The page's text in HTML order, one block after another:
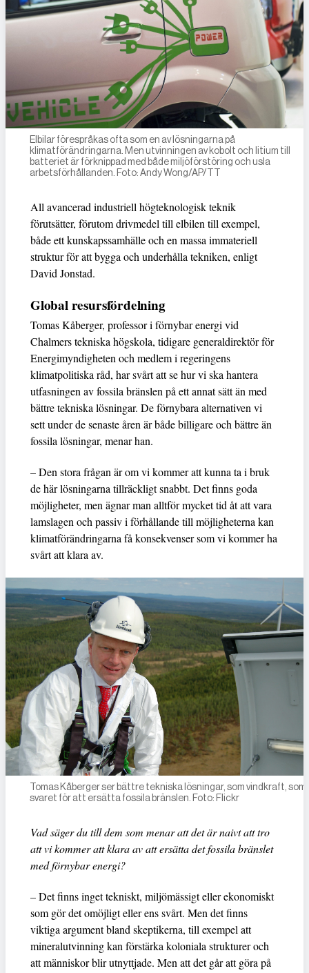
Elbilar förespråkas ofta som en av lösningarna på
klimatförändringarna. Men utvinningen av kobolt och litium till
batteriet är förknippad med både miljöförstöring och usla
arbetsförhållanden. Foto: Andy Wong/AP/TT
All avancerad industriell högteknologisk teknik
förutsätter, förutom drivmedel till elbilen till exempel,
både ett kunskapssamhälle och en massa immateriell
struktur för att bygga och underhålla tekniken, enligt
David Jonstad.
Global resursfördelning
Tomas Kåberger, professor i förnybar energi vid
Chalmers tekniska högskola, tidigare generaldirektör för
Energimyndigheten och medlem i regeringens
klimatpolitiska råd, har svårt att se hur vi ska hantera
utfasningen av fossila bränslen på ett annat sätt än med
bättre tekniska lösningar. De förnybara alternativen vi
sett under de senaste åren är både billigare och bättre än
fossila lösningar, menar han.
– Den stora frågan är om vi kommer att kunna ta i bruk
de här lösningarna tillräckligt snabbt. Det finns goda
möjligheter, men ägnar man alltför mycket tid åt att vara
lamslagen och passiv i förhållande till möjligheterna kan
klimatförändringarna få konsekvenser som vi kommer ha
svårt att klara av.
Tomas Kåberger ser bättre tekniska lösningar, som vindkraft, som
svaret för att ersätta fossila bränslen. Foto: Flickr
Vad säger du till dem som menar att det är naivt att tro
att vi kommer att klara av att ersätta det fossila bränslet
med förnybar energi?
– Det finns inget tekniskt, miljömässigt eller ekonomiskt
som gör det omöjligt eller ens svårt. Men det finns
viktiga argument bland skeptikerna, till exempel att
mineralutvinning kan förstärka koloniala strukturer och
att människor blir utnyttjade. Men att det går att göra på